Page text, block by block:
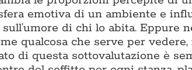
emotiva di un ambiente e
di chi lo abita. Eppure
qualcosa che serve per
di questa sottovalutazione è